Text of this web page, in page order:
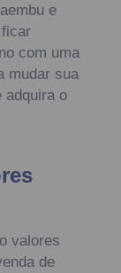
e
com uma
mudar sua
adquira o
valores
de